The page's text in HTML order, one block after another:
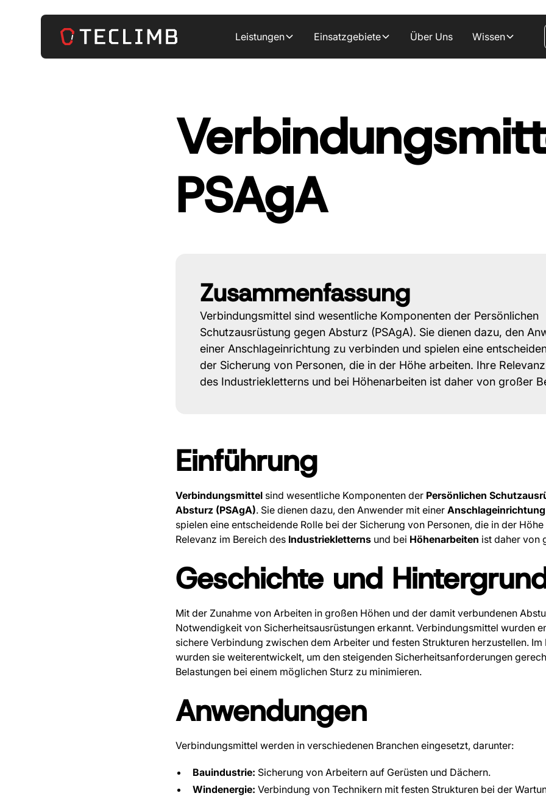
Leistungen Einsatzgebiete Über Uns Wissen
PSAgA
Zusammenfassung
Verbindungsmittel sind wesentliche Komponenten der Persönlichen
Schutzausrüstung gegen Absturz (PSAgA). Sie dienen dazu, den
einer Anschlageinrichtung zu verbinden und spielen eine
der Sicherung von Personen, die in der Höhe arbeiten. Ihre
des Industriekletterns und bei Höhenarbeiten ist daher von großer
Einführung
Verbindungsmittel sind wesentliche Komponenten der Persönlichen
Absturz (PSAgA). Sie dienen dazu, den Anwender mit einer Anschlageinrichtung
spielen eine entscheidende Rolle bei der Sicherung von Personen, die in der
Relevanz im Bereich des Industriekletterns und bei Höhenarbeiten ist daher von
Geschichte und
Mit der Zunahme von Arbeiten in großen Höhen und der damit verbundenen
Notwendigkeit von Sicherheitsausrüstungen erkannt. Verbindungsmittel wurden
sichere Verbindung zwischen dem Arbeiter und festen Strukturen herzustellen. Im
wurden sie weiterentwickelt, um den steigenden Sicherheitsanforderungen
Belastungen bei einem möglichen Sturz zu minimieren.
Anwendungen
Verbindungsmittel werden in verschiedenen Branchen eingesetzt, darunter:
Bauindustrie: Sicherung von Arbeitern auf Gerüsten und Dächern.
Windenergie: Verbindung von Technikern mit festen Strukturen bei der